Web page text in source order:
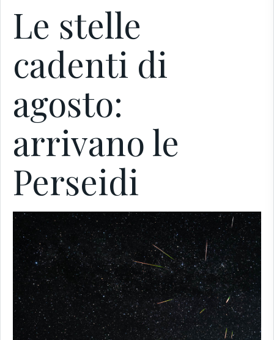
Le stelle
cadenti di
agosto:
arrivano le
Perseidi